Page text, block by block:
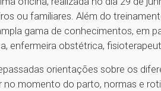
ou familiares. Além do
gama de conhecimentos, em
enfermeira obstétrica,
orientações sobre os
no momento do parto, normas e